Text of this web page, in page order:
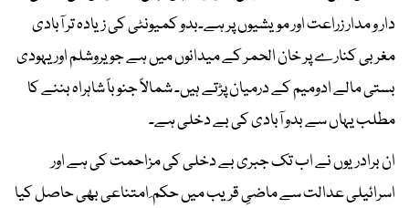
دار و مدار زراعت اور مویشیوں پر ہے۔بدو کمیونٹی کی زیادہ تر آبادی
مغربی کنارے پر خان الحمر کے میدانوں میں ہے جو یروشلم اور یہودی
بستی مالے ادومیم کے درمیان پڑتے ہیں۔ شمالاً جنوباً شاہراہ بننے کا
مطلب یہاں سے بدو آبادی کی بے دخلی ہے۔
ان برادریوں نے اب تک جبری بے دخلی کی مزاحمت کی ہے اور
اسرائیلی عدالت سے ماضیِ قریب میں حکم ِ امتناعی بھی حاصل کیا